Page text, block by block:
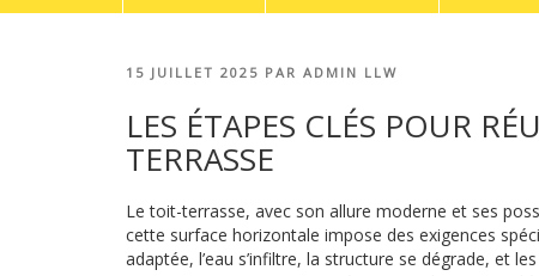
PUBLIÉ
15 JUILLET 2025 PARADMIN LLW
LES ÉTAPES CLÉS POUR
TERRASSE
Le toit-terrasse, avec son allure moderne et ses
cette surface horizontale impose des exigences
adaptée, l’eau s’infiltre, la structure se dégrade, et